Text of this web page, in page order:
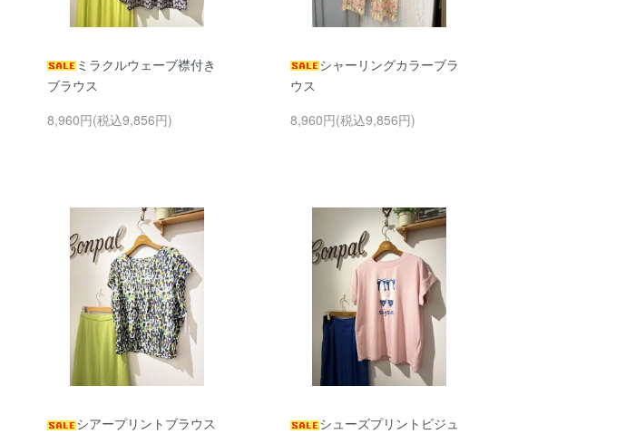
ミラクルウェーブ襟付き
ブラウス
8,960円(税込9,856円)
シャーリングカラーブラ
ウス
8,960円(税込9,856円)
シアープリントブラウス
シューズプリントビジュ